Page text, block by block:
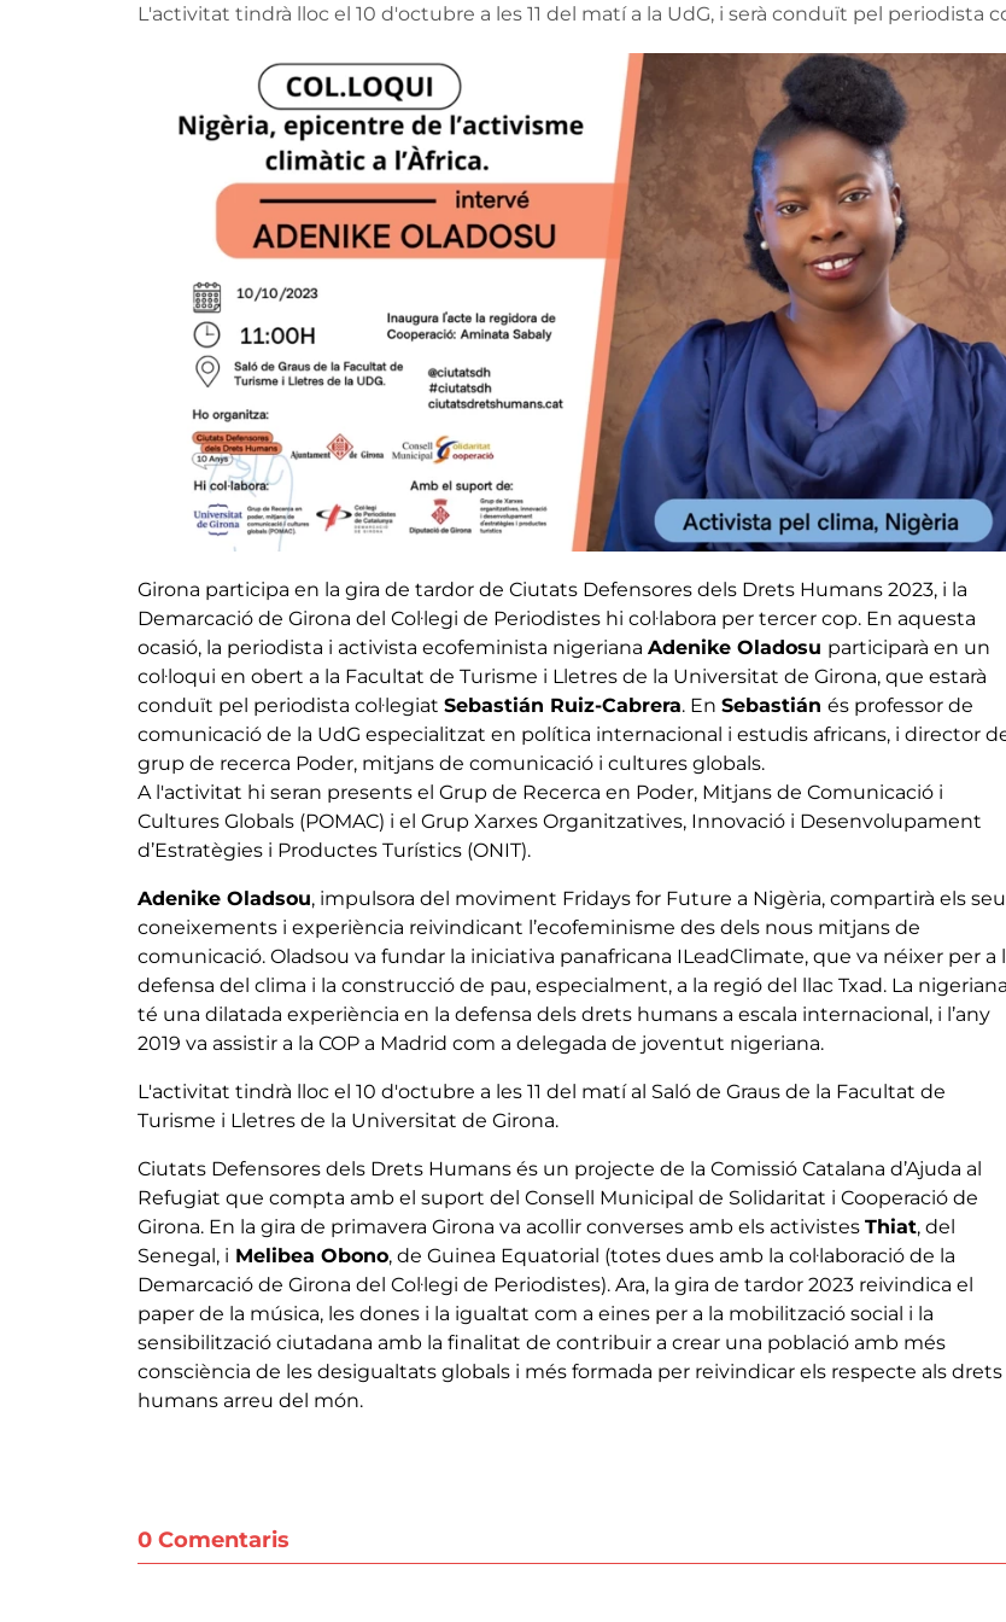
L'activitat tindrà lloc el 10 d'octubre a les 11 del matí a la UdG, i serà conduït pel periodista
Girona participa en la gira de tardor de Ciutats Defensores dels Drets Humans 2023, i la
Demarcació de Girona del Col·legi de Periodistes hi col·labora per tercer cop. En aquesta
ocasió, la periodista i activista ecofeminista nigeriana Adenike Oladosu participarà en un
col·loqui en obert a la Facultat de Turisme i Lletres de la Universitat de Girona, que estarà
conduït pel periodista col·legiat Sebastián Ruiz-Cabrera. En Sebastián és professor de
comunicació de la UdG especialitzat en política internacional i estudis africans, i director
grup de recerca Poder, mitjans de comunicació i cultures globals.
A l'activitat hi seran presents el Grup de Recerca en Poder, Mitjans de Comunicació i
Cultures Globals (POMAC) i el Grup Xarxes Organitzatives, Innovació i Desenvolupament
d’Estratègies i Productes Turístics (ONIT).
Adenike Oladsou, impulsora del moviment Fridays for Future a Nigèria, compartirà els
coneixements i experiència reivindicant l’ecofeminisme des dels nous mitjans de
comunicació. Oladsou va fundar la iniciativa panafricana ILeadClimate, que va néixer per a
defensa del clima i la construcció de pau, especialment, a la regió del llac Txad. La nigeriana
té una dilatada experiència en la defensa dels drets humans a escala internacional, i l’any
2019 va assistir a la COP a Madrid com a delegada de joventut nigeriana.
L'activitat tindrà lloc el 10 d'octubre a les 11 del matí al Saló de Graus de la Facultat de
Turisme i Lletres de la Universitat de Girona.
Ciutats Defensores dels Drets Humans és un projecte de la Comissió Catalana d’Ajuda al
Refugiat que compta amb el suport del Consell Municipal de Solidaritat i Cooperació de
Girona. En la gira de primavera Girona va acollir converses amb els activistes Thiat, del
Senegal, i Melibea Obono, de Guinea Equatorial (totes dues amb la col·laboració de la
Demarcació de Girona del Col·legi de Periodistes). Ara, la gira de tardor 2023 reivindica el
paper de la música, les dones i la igualtat com a eines per a la mobilització social i la
sensibilització ciutadana amb la finalitat de contribuir a crear una població amb més
consciència de les desigualtats globals i més formada per reivindicar els respecte als drets
humans arreu del món.
0 Comentaris